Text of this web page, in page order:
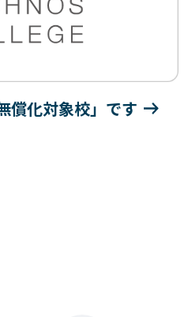
償化対象校」です